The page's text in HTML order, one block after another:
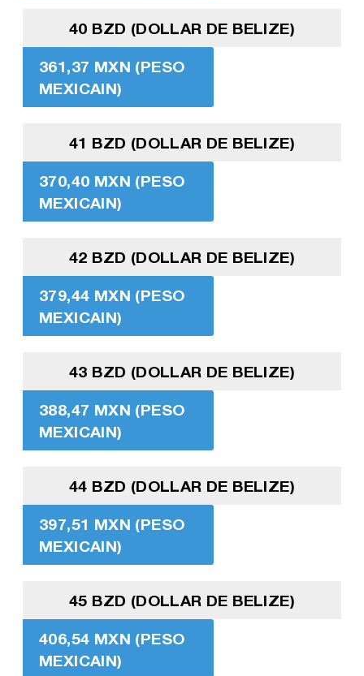
40 BZD (DOLLAR DE BELIZE)
361,37 MXN (PESO
MEXICAIN)
41 BZD (DOLLAR DE BELIZE)
370,40 MXN (PESO
MEXICAIN)
42 BZD (DOLLAR DE BELIZE)
379,44 MXN (PESO
MEXICAIN)
43 BZD (DOLLAR DE BELIZE)
388,47 MXN (PESO
MEXICAIN)
44 BZD (DOLLAR DE BELIZE)
397,51 MXN (PESO
MEXICAIN)
45 BZD (DOLLAR DE BELIZE)
406,54 MXN (PESO
MEXICAIN)